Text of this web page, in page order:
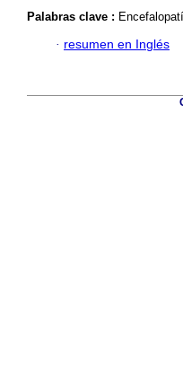
Palabras clave :
· resumen en Inglés